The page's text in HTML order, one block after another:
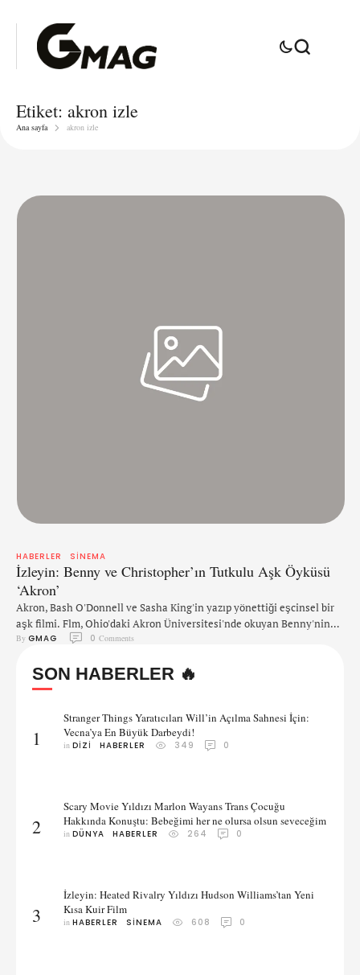
Etiket: akron izle
Ana sayfa akron izle
HABERLER SINEMA
İzleyin: Benny ve Christopher’ın Tutkulu Aşk Öyküsü
‘Akron’
Akron, Bash O'Donnell ve Sasha King'in yazıp yönettiği eşcinsel bir
aşk filmi. Flm, Ohio'daki Akron Üniversitesi'nde okuyan Benny'nin
hikayesini anlatıyor. Benny, bir futbol maçı sırasında, onu büyüleyen
olmasıyla, iki erkek romantik bir yolculuğa çıkacak ve kısa bir süre
sonra yaşadıkları bu tutkulu aşk, peşinden bir sürü trajik olayı
By GMAG 0 Comments
SON HABERLER 🔥
1
Stranger Things Yaratıcıları Will’in Açılma Sahnesi İçin:
Vecna’ya En Büyük Darbeydi!
in DIZI HABERLER 349 0
2
Scary Movie Yıldızı Marlon Wayans Trans Çocuğu
Hakkında Konuştu: Bebeğimi her ne olursa olsun seveceğim
in DÜNYA HABERLER 264 0
3
İzleyin: Heated Rivalry Yıldızı Hudson Williams’tan Yeni
Kısa Kuir Film
in HABERLER SINEMA 608 0